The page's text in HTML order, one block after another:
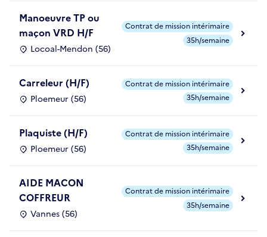
Manoeuvre TP ou
maçon VRD H/F
Locoal-Mendon (56)
Contrat de mission intérimaire
35h/semaine
Carreleur (H/F)
Ploemeur (56)
Contrat de mission intérimaire
35h/semaine
Plaquiste (H/F)
Ploemeur (56)
Contrat de mission intérimaire
35h/semaine
AIDE MACON
COFFREUR
Vannes (56)
Contrat de mission intérimaire
35h/semaine